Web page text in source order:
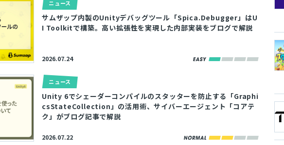
ニュース
サムザップ内製のUnityデバッグツール「Spica.Debugger」はU
I Toolkitで構築。高い拡張性を実現した内部実装をブログで解説
2026.07.24
ニュース
Unity 6でシェーダーコンパイルのスタッターを防止する「Graphi
csStateCollection」の活用術、サイバーエージェント「コアテ
ク」がブログ記事で解説
2026.07.22